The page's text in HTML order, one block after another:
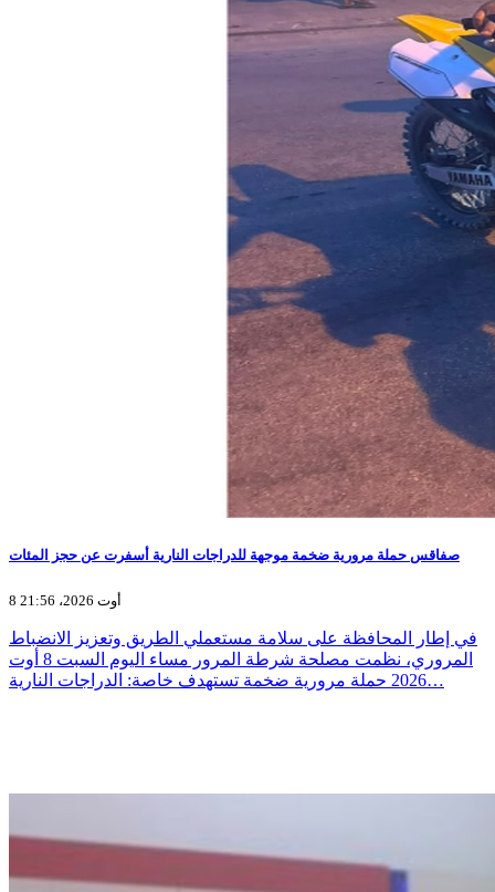
صفاقس حملة مرورية ضخمة موجهة للدراجات النارية أسفرت عن حجز المئات
8 أوت 2026، 21:56
في إطار المحافظة على سلامة مستعملي الطريق وتعزيز الانضباط
المروري، نظمت مصلحة شرطة المرور مساء اليوم السبت 8 أوت
2026 حملة مرورية ضخمة تستهدف خاصة: الدراجات النارية…